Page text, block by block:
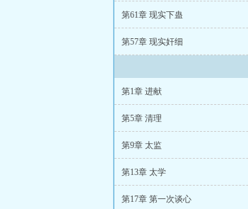
第61章 现实下蛊
第57章 现实奸细
第1章 进献
第5章 清理
第9章 太监
第13章 太学
第17章 第一次谈心